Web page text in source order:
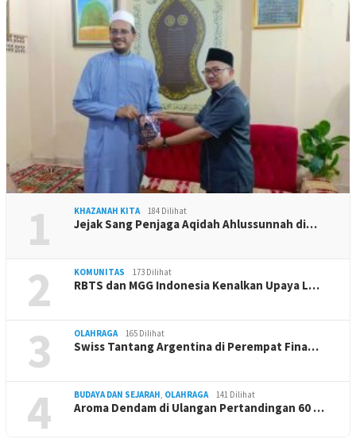
1 KHAZANAH KITA 184 Dilihat
Jejak Sang Penjaga Aqidah Ahlussunnah di…
2 KOMUNITAS 173 Dilihat
RBTS dan MGG Indonesia Kenalkan Upaya L…
3 OLAHRAGA 165 Dilihat
Swiss Tantang Argentina di Perempat Fina…
4 BUDAYA DAN SEJARAH, OLAHRAGA 141 Dilihat
Aroma Dendam di Ulangan Pertandingan 60 …